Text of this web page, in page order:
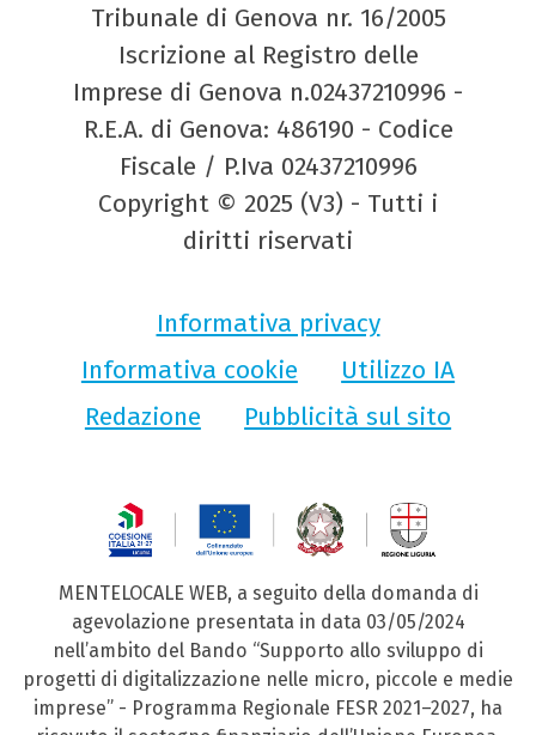
Tribunale di Genova nr. 16/2005
Iscrizione al Registro delle
Imprese di Genova n.02437210996 -
R.E.A. di Genova: 486190 - Codice
Fiscale / P.Iva 02437210996
Copyright © 2025 (V3) - Tutti i
diritti riservati
Informativa privacy
Informativa cookie
Utilizzo IA
Redazione
Pubblicità sul sito
MENTELOCALE WEB, a seguito della domanda di
agevolazione presentata in data 03/05/2024
nell’ambito del Bando “Supporto allo sviluppo di
progetti di digitalizzazione nelle micro, piccole e medie
imprese” - Programma Regionale FESR 2021–2027, ha